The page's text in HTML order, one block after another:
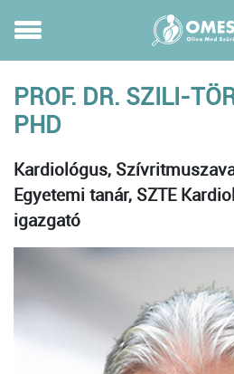
PROF. DR. SZILI-
PHD
Kardiológus,
Egyetemi tanár, SZTE
igazgató